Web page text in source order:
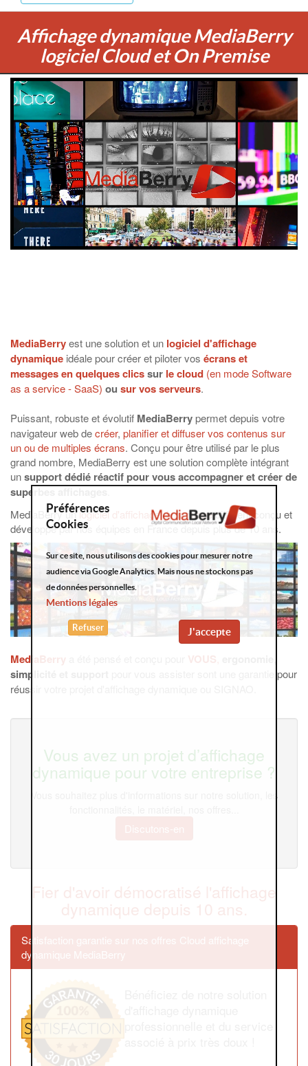
Affichage dynamique MediaBerry
logiciel Cloud et On Premise
MediaBerryest une solution et un logiciel d'affichage
dynamique idéale pour créer et piloter vos écrans et
messages en quelques clicssur le cloud (en mode Software
as a service - SaaS) ou sur vos serveurs.
Puissant, robuste et évolutif MediaBerrypermet depuis votre
navigateur web decréer, planifier et diffuser vos contenus sur
un ou de multiples écrans. Conçu pour être utilisé par le plus
grand nombre, MediaBerry est une solution complète intégrant
unsupport dédié réactif pour vous accompagner et créer de
superbes affichages
MediaBerry unlogiciel d'affichage dynamiquedifférent conçu et
développé par nos équipes en France depuis plus de 10 ans.
MediaBerry VOUS
simplicité et support
pour vous assister sont une garantie pour
réussir votre projet d'affichage dynamique ou SIGNAO.
Vous avez un projet d’affichage
dynamique pour votre entreprise ?
Vous souhaitez plus d'informations sur notre solution, les
Discutons-en
Fier d'avoir démocratisé l'affichage
dynamique depuis 10 ans.
Satisfaction garantie sur nos offres Cloud affichage
dynamique MediaBerry
Préférences
Cookies
Sur ce site, nous utilisons des cookies pour mesurer notre
audience via Google Analytics. Mais nous ne stockons pas
de données personnelles.
Mentions légales
J'accepte
Refuser